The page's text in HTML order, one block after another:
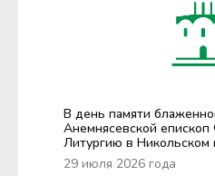
В день памяти
Анемнясевской
Литургию в Никольском
29 июля 2026 года